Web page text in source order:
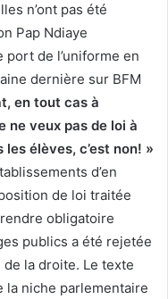
n’ont pas été
Pap Ndiaye
de l’uniforme en
dernière sur BFM
en tout cas à
ne veux pas de loi à
élèves, c’est non! »
d’en
de loi traitée
obligatoire
publics a été rejetée
la droite. Le texte
la niche parlementaire